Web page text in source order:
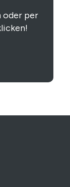
oder per